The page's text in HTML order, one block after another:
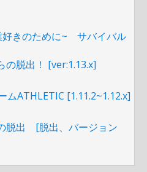
好きのために~ サバイバル
の脱出！ [ver:1.13.x]
ムATHLETIC [1.11.2~1.12.x]
脱出 [脱出、バージョン